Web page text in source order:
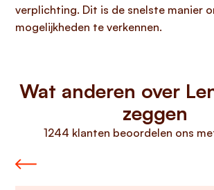
verplichting. Dit is de snelste manier
mogelijkheden te verkennen.
Wat anderen over
zeggen
1244 klanten beoordelen ons